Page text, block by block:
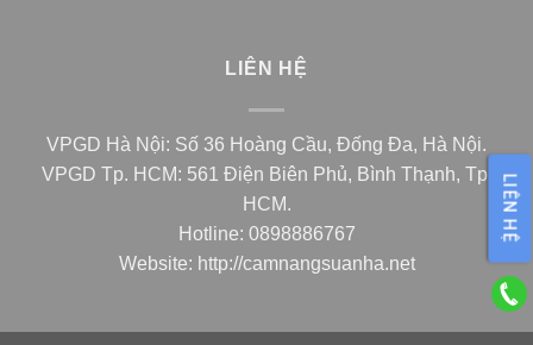
LIÊN HỆ
LIÊN HỆ
VPGD Hà Nội: Số 36 Hoàng Cầu, Đống Đa, Hà Nội.
VPGD Tp. HCM: 561 Điện Biên Phủ, Bình Thạnh, Tp.
HCM.
Hotline: 0898886767
Website: http://camnangsuanha.net